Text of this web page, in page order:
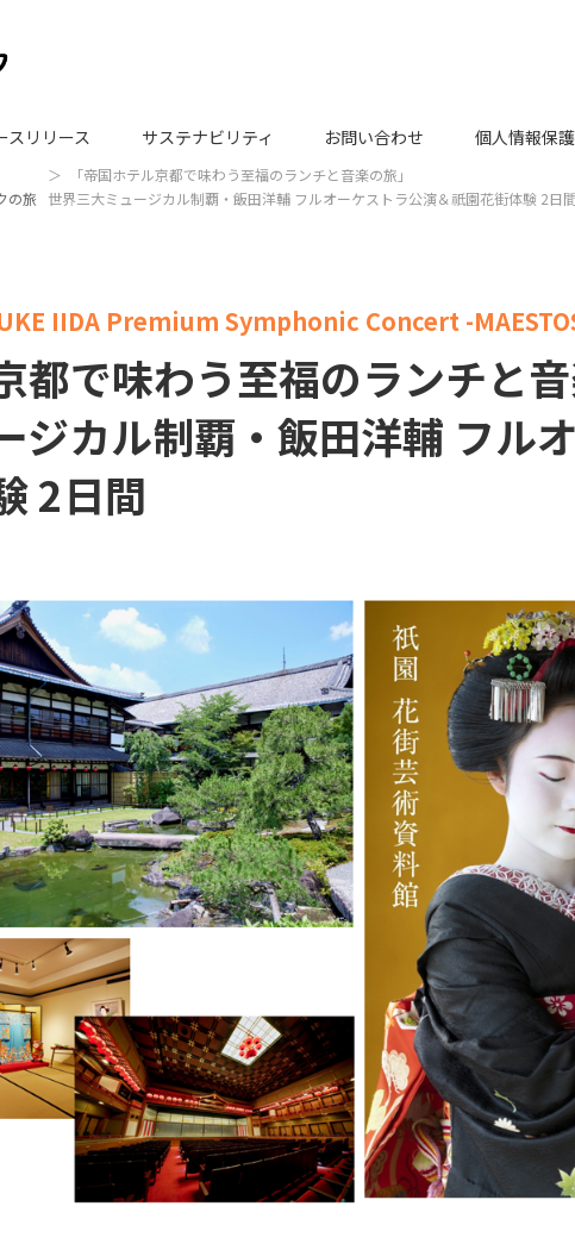
スリリース サステナビリティ お問い合わせ 個人情報保
の旅
「帝国ホテル京都で味わう至福のランチと音楽の旅」
世界三大ミュージカル制覇・飯田洋輔 フルオーケストラ公演＆祇園花街体験 2日間
IIDA Premium Symphonic Concert -
都で味わう至福のランチと音
ジカル制覇・飯田洋輔 フル
2日間